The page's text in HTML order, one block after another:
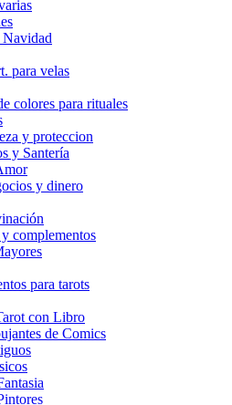
Navidad
para velas
colores para rituales
y proteccion
y Santería
y dinero
complementos
para tarots
con Libro
de Comics